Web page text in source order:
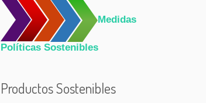
Medidas
Políticas Sostenibles
Productos Sostenibles